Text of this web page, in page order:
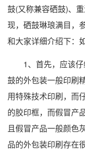
鼓(又称兼容硒鼓)、
现，硒鼓琳琅满目，
和大家详细介绍下：
1、首先，应该仔
鼓的外包装一般印刷
用特殊技术印刷，而
的胶印框，而假冒产
且假冒产品一般颜色
品的外包装印刷存在